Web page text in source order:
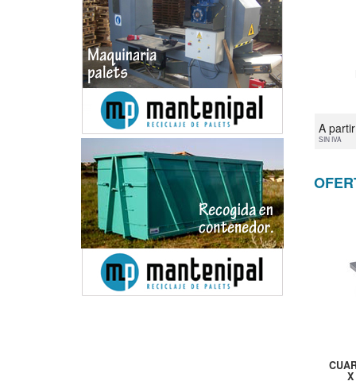
A
SIN IVA